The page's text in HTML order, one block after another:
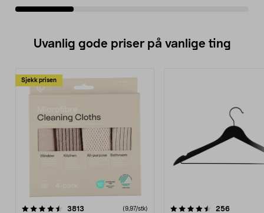
Uvanlig gode priser på vanlige ting
Sjekk prisen
3813 anmeldelser(9,97/stk)
4.5av 5 stjerner 256
4.5av 5 stjerner